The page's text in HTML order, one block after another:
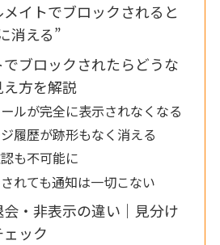
イトでブロックされると
消える”
でブロックされたらどうな
方を解説
ルが完全に表示されなくなる
履歴が跡形もなく消える
も不可能に
れても通知は一切こない
・非表示の違い｜見分け
ック